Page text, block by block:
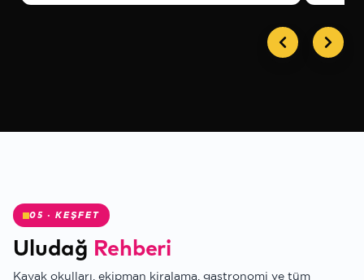
05 · KEŞFET
Uludağ Rehberi
Kayak okulları, ekipman kiralama, gastronomi ve tüm